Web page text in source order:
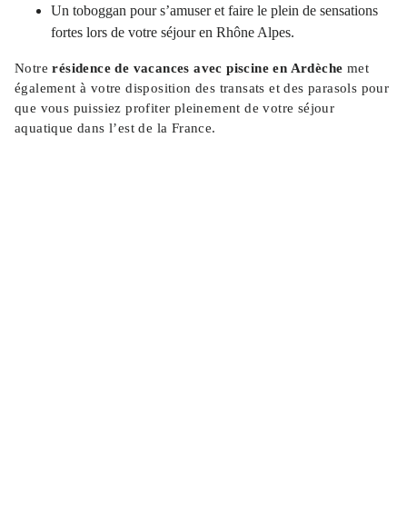
Un toboggan pour s’amuser et faire le plein de sensations
fortes lors de votre séjour en Rhône Alpes.
Notrerésidence de vacances avec piscine en Ardèche met
également à votre disposition des transats et des parasols pour
que vous puissiez profiter pleinement de votre séjour
aquatique dans l’est de la France.